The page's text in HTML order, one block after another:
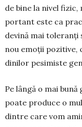
de bine la nivel
portant este ca
devină mai toleranți
nou emoții
dinilor pesimiste
Pe lângă o mai
poate pro­duce o
dintre care vom